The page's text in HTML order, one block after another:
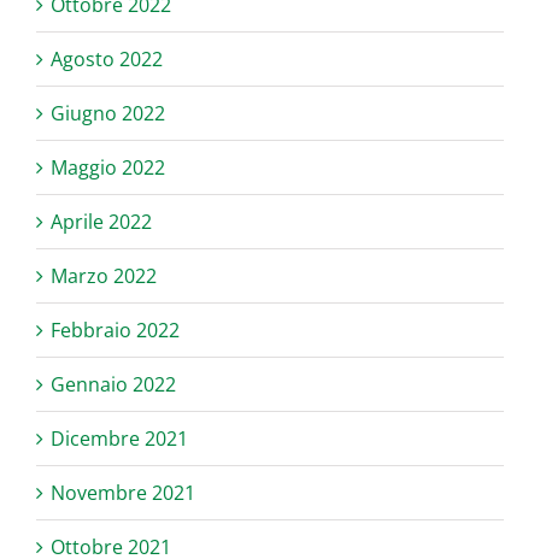
Agosto 2022
Giugno 2022
Maggio 2022
Aprile 2022
Marzo 2022
Febbraio 2022
Gennaio 2022
Dicembre 2021
Novembre 2021
Ottobre 2021